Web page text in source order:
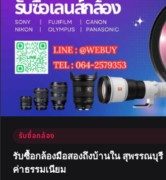
รับซื้อกล้อง
รับซื้อกล้องมือสองถึงบ้านใน สุพรรณบุรี
ค่าธรรมเนียม